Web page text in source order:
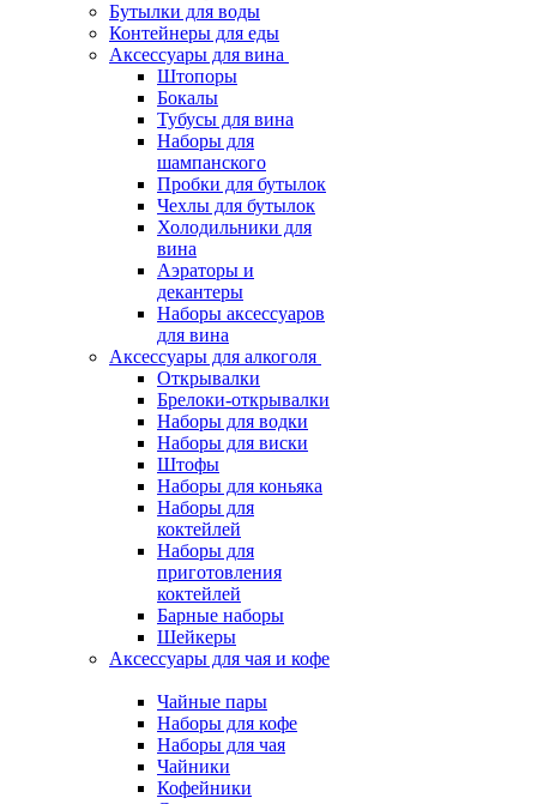
Бутылки для воды
Контейнеры для еды
Аксессуары для вина
Штопоры
Бокалы
Тубусы для вина
Наборы для
шампанского
Пробки для бутылок
Чехлы для бутылок
Холодильники для
вина
Аэраторы и
декантеры
Наборы аксессуаров
для вина
Аксессуары для алкоголя
Открывалки
Брелоки-открывалки
Наборы для водки
Наборы для виски
Штофы
Наборы для коньяка
Наборы для
коктейлей
Наборы для
приготовления
коктейлей
Барные наборы
Шейкеры
Аксессуары для чая и кофе
Чайные пары
Наборы для кофе
Наборы для чая
Чайники
Кофейники